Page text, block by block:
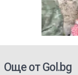
Още от Gol.bg